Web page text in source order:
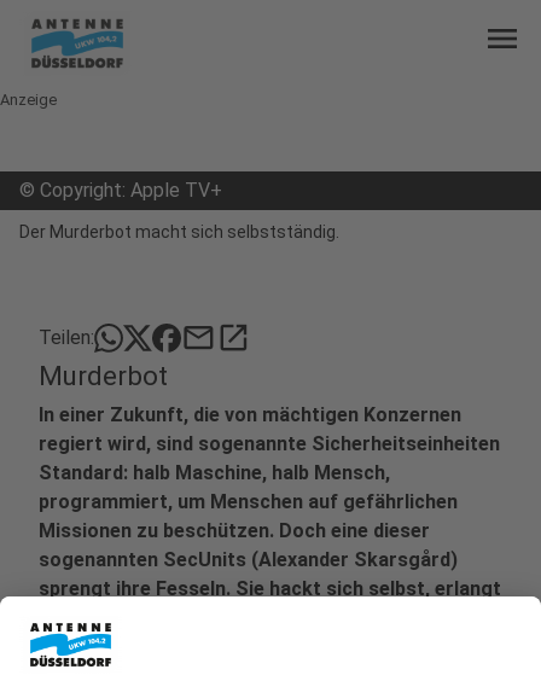
menu
Anzeige
© Copyright: Apple TV+
Der Murderbot macht sich selbstständig.
Teilen: mailopen_in_new
Murderbot
In einer Zukunft, die von mächtigen Konzernen
regiert wird, sind sogenannte Sicherheitseinheiten
Standard: halb Maschine, halb Mensch,
programmiert, um Menschen auf gefährlichen
Missionen zu beschützen. Doch eine dieser
sogenannten SecUnits (Alexander Skarsgård)
sprengt ihre Fesseln. Sie hackt sich selbst, erlangt
ein eigenes Bewusstsein – und tauft sich
selbstironisch: Murderbot. Was folgt, ist keine